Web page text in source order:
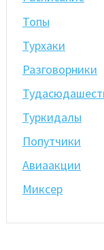
Топы
Турхаки
Разговорники
Туркидалы
Попутчики
Авиаакции
Миксер